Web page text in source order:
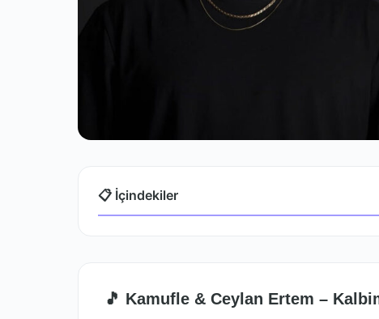
📋 İçindekiler
🎵 Kamufle & Ceylan Ertem –